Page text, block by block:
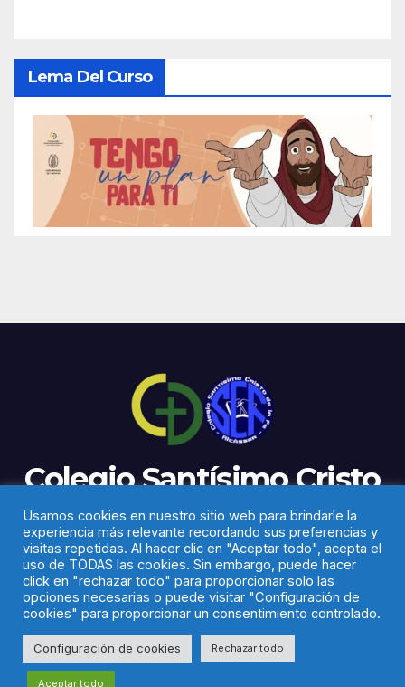
Lema Del Curso
Colegio Santísimo Cristo
de la Fe
|Tema:Newsupde
Aviso legal
Usamos cookies en nuestro sitio web para brindarle la
experiencia más relevante recordando sus preferencias y
visitas repetidas. Al hacer clic en "Aceptar todo", acepta el
uso de TODAS las cookies. Sin embargo, puede hacer
click en "rechazar todo" para proporcionar solo las
opciones necesarias o puede visitar "Configuración de
cookies" para proporcionar un consentimiento controlado.
Configuración de cookies Rechazar todo
Aceptar todo